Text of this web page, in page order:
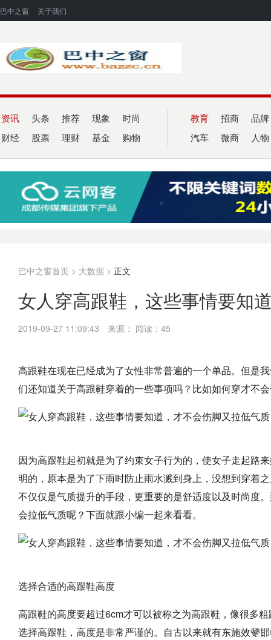
巴中之窗 关于我们
资讯 头条 推荐 现象 时尚
财经 股票 理财 基金 购物
教育 招商 品牌
汽车 微商 人物
巴中之窗首页 > 大数据 > 正文
女人穿高跟鞋，这些事情要知
2019-09-27 11:09:43 来源： 阅读：45
高跟鞋在现在已经成为了女性非常普遍的一个单品。但是
们还知道关于高跟鞋穿着的一些事项吗？比如如何穿才不
因为高跟鞋起初就是为了约束女子行为的，使女子走起路
明的，原本是为了下雨时防止雨水溅到身上，没想到穿着
不仅仅是气质提升的手段，更重要的是舒适度以及时尚度
会拉低气质呢？下面就跟小编一起来看看。
选择合适的高跟鞋高度
高跟鞋的高度要超过6cm才可以被称之为高跟鞋，像很多
选择高跟鞋，高度是非常严谨的。自古以来就有东施效颦